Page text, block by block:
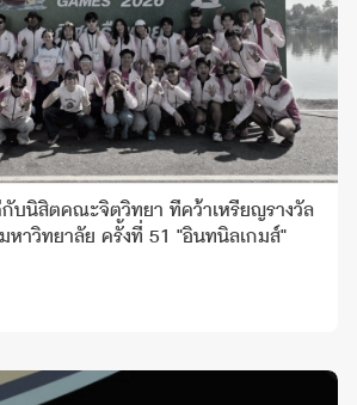
บนิสิตคณะจิตวิทยา ที่คว้าเหรียญรางวัล
หาวิทยาลัย ครั้งที่ 51 "อินทนิลเกมส์"